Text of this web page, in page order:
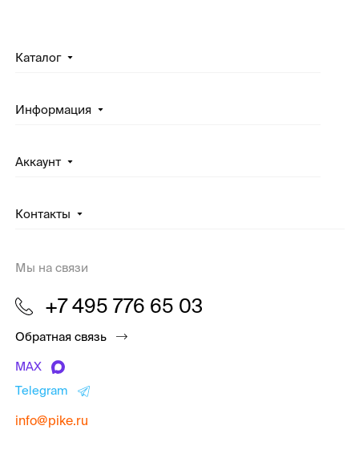
Каталог
Информация
Аккаунт
Контакты
Мы на связи
+7 495 776 65 03
Обратная связь
MAX
Telegram
info@pike.ru